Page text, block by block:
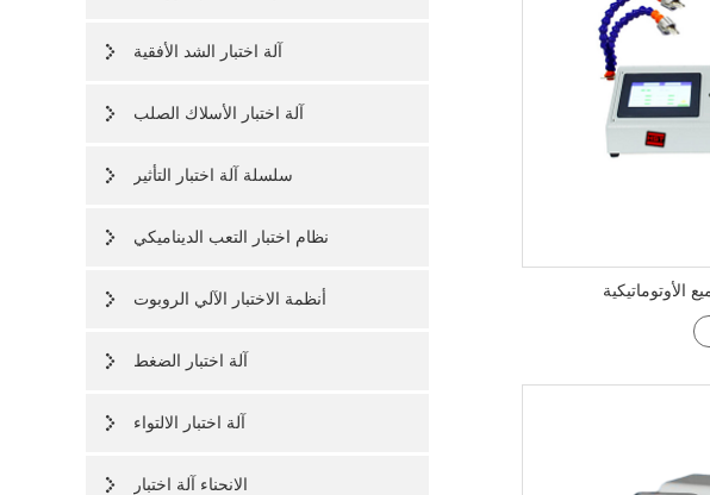
آلة اختبار الشد الأفقية
آلة اختبار الأسلاك الصلب
سلسلة آلة اختبار التأثير
نظام اختبار التعب الديناميكي
أنظمة الاختبار الآلي الروبوت
آلة اختبار الضغط
آلة اختبار الالتواء
الانحناء آلة اختبار